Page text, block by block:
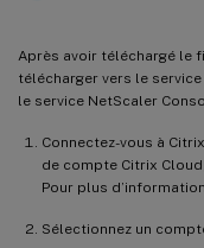
Après avoir téléchargé le
télécharger vers le
le service NetScaler
Connectez-vous à
de compte Citrix
Pour plus
Sélectionnez un